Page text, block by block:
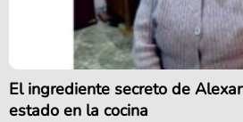
El ingrediente secreto de
estado en la cocina